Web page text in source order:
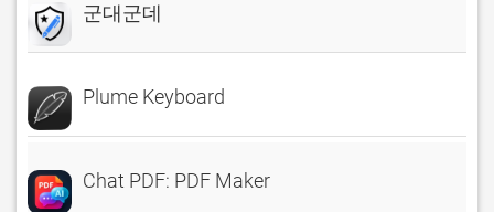
군대군데
Plume Keyboard
Chat PDF: PDF Maker